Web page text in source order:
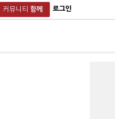
커뮤니티 함께 로그인